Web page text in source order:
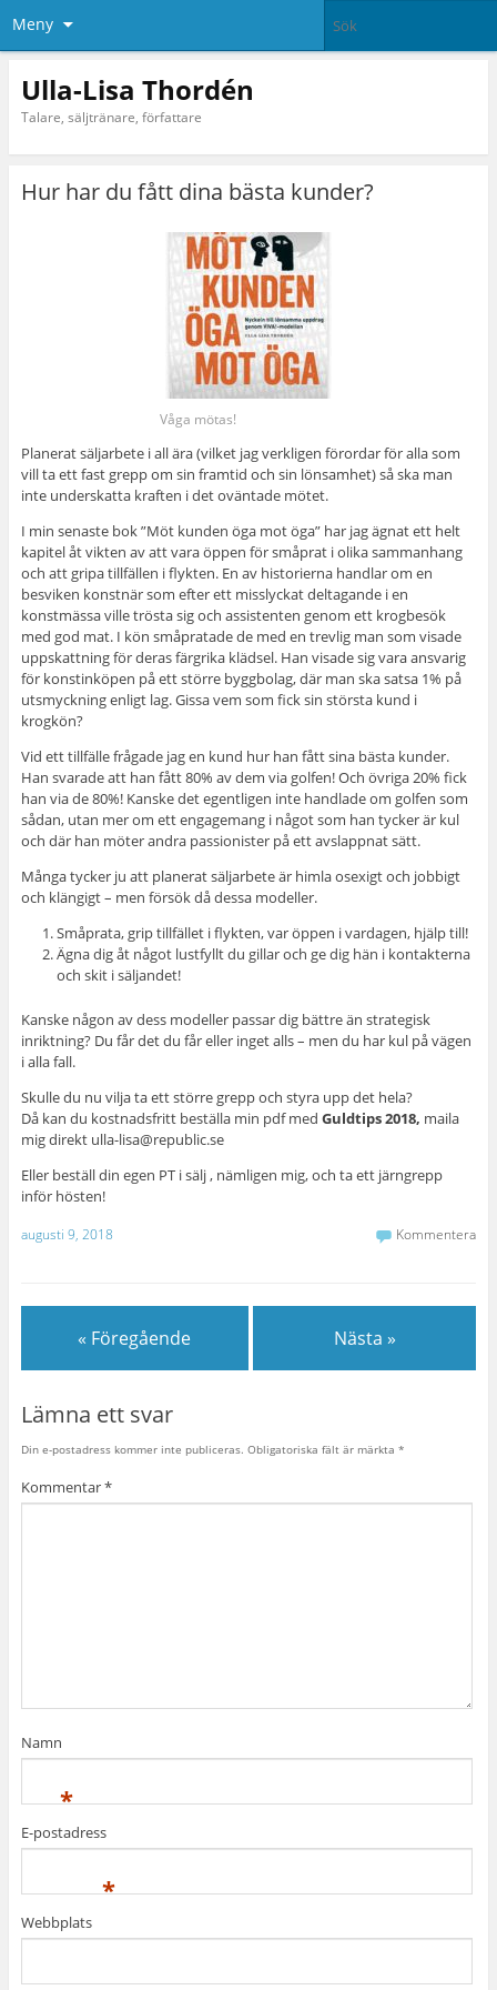
Meny
Ulla-Lisa Thordén
Talare, säljtränare, författare
Hur har du fått dina bästa kunder?
Våga mötas!
Planerat säljarbete i all ära (vilket jag verkligen förordar för alla som
vill ta ett fast grepp om sin framtid och sin lönsamhet) så ska man
inte underskatta kraften i det oväntade mötet.
I min senaste bok ”Möt kunden öga mot öga” har jag ägnat ett helt
kapitel åt vikten av att vara öppen för småprat i olika sammanhang
och att gripa tillfällen i flykten. En av historierna handlar om en
besviken konstnär som efter ett misslyckat deltagande i en
konstmässa ville trösta sig och assistenten genom ett krogbesök
med god mat. I kön småpratade de med en trevlig man som visade
uppskattning för deras färgrika klädsel. Han visade sig vara ansvarig
för konstinköpen på ett större byggbolag, där man ska satsa 1% på
utsmyckning enligt lag. Gissa vem som fick sin största kund i
krogkön?
Vid ett tillfälle frågade jag en kund hur han fått sina bästa kunder.
Han svarade att han fått 80% av dem via golfen! Och övriga 20% fick
han via de 80%! Kanske det egentligen inte handlade om golfen som
sådan, utan mer om ett engagemang i något som han tycker är kul
och där han möter andra passionister på ett avslappnat sätt.
Många tycker ju att planerat säljarbete är himla osexigt och jobbigt
och klängigt – men försök då dessa modeller.
Småprata, grip tillfället i flykten, var öppen i vardagen, hjälp till!
Ägna dig åt något lustfyllt du gillar och ge dig hän i kontakterna
och skit i säljandet!
Kanske någon av dess modeller passar dig bättre än strategisk
inriktning? Du får det du får eller inget alls – men du har kul på vägen
i alla fall.
Skulle du nu vilja ta ett större grepp och styra upp det hela?
Då kan du kostnadsfritt beställa min pdf med Guldtips 2018, maila
mig direkt ulla-lisa@republic.se
Eller beställ din egen PT i sälj , nämligen mig, och ta ett järngrepp
inför hösten!
augusti 9, 2018 Kommentera
« Föregående Nästa »
Lämna ett svar
Din e-postadress kommer inte publiceras. Obligatoriska fält är märkta *
Kommentar*
Namn
*
E-postadress
*
Webbplats